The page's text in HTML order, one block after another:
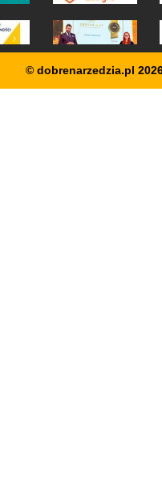
© dobrenarzedzia.pl